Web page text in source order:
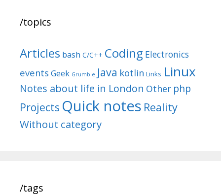
/topics
Articles bash C/C++ Coding Electronics
events Geek Grumble Java kotlin Links Linux
Notes about life in London Other php
Projects Quick notes Reality
Without category
/tags